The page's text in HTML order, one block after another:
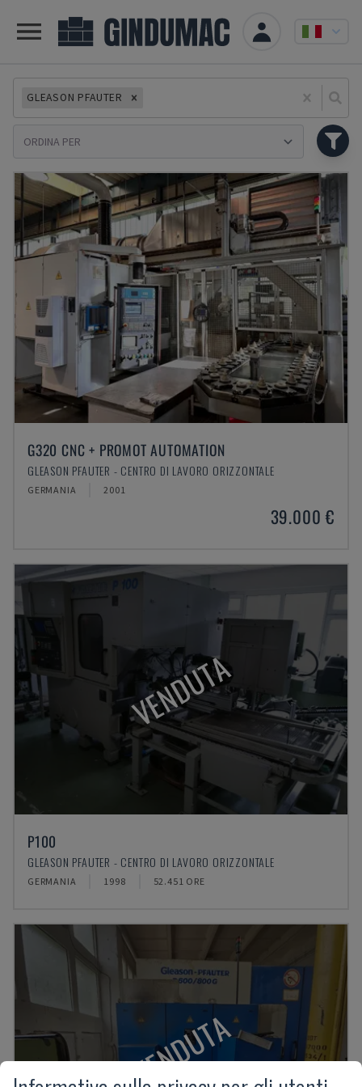
GLEASON PFAUTER
G320 CNC + PROMOT AUTOMATION
GLEASON PFAUTER - CENTRO DI LAVORO ORIZZONTALE
GERMANIA 2001
39.000 €
VENDUTA
P100
GLEASON PFAUTER - CENTRO DI LAVORO ORIZZONTALE
GERMANIA 1998 52.451 ORE
VENDUTA